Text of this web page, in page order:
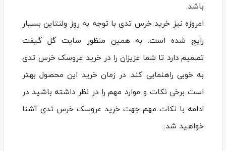
باشد.
امروزه نیز خرید خرس تدی با توجه به روز ولنتاین بسیار
رایج شده است. به همین منظور سایت گل گیفت
تصمیم دارد تا شما عزیزان را در خرید عروسک خرس تدی
به خوبی راهنمایی کند. در زمان خرید این محصول بهتر
است برخی نکات و موارد مهم را در نظر داشته باشید در
ادامه با نکات مهم جهت خرید عروسک خرس تدی آشنا
خواهید شد: